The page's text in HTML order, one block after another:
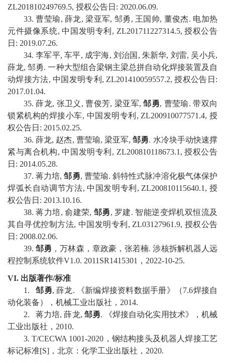
ZL201810249769.5, 授权公告日 : 2020.06.09.
33. 曹莹瑜, 薛龙, 梁亚军, 邹勇 , 王国帅, 董俊杰. 电加热
元件摄像系统, 中国 发明专利 , ZL201711227314.5,授权公告
日 : 2019.07.26.
34. 李军平, 车平, 成宇海, 刘治国 , 朱新华, 刘雷, 吴小兵,
薛龙, 邹勇. 一种大型组合梁钢主梁总拼自动化焊接装置及自
动焊接方法, 中国 发明专利 , ZL201410059557.2,授权公告日 :
201 7.01 .04.
35. 薛龙, 张卫义 , 曹俊芳, 梁亚军, 邹勇, 曹莹瑜.带双向
锁紧机构的焊接小车, 中国 发明专利 , ZL200910077571.4,授
权公告日 : 2015.02.25.
36. 薛龙, 赵杰, 曹莹瑜, 梁亚军, 邹勇. 水冷块手动快速撑
紧与离合机构, 中国 发明专利 , ZL200810118673.1 , 授权公告
日 : 2014.05.28.
37. 蒋力培, 邹勇, 曹莹瑜. 斜特性式脉冲溶化极气体保护
焊弧长自动调节方法, 中国 发明专利 , ZL200810115640.1 ,授
权公告日 : 2013.10.16.
38. 蒋力培, 俞建荣, 邹勇, 罗建. 智能逆变焊机双恒流及
其自寻优控制方法, 中国 发明专利 , ZL03127961.9, 授权公告
日 : 2008.02.06.
39. 邹勇 ，万林森，章政豪，张若楠. 涉核拆解机器人远
程控制系统软件V1.0. 2011SR1415301 ， 2022-10-25.
VI. 出版著作/标准
1 . 邹勇,薛龙. 《新编焊接资料数据手册》（7.6焊接自
动化装备）
， 机械工业出版社 ， 2014.
2. 蒋力培,薛龙, 邹勇. 《焊接自动化实用技术》 ， 机械
工业出版社 ， 2010.
3.T/CECWA 1001-2020 ， 钢结构接头及机器人焊接工艺
标记标准[S] ， 北京：化学工业出版社， 2020.